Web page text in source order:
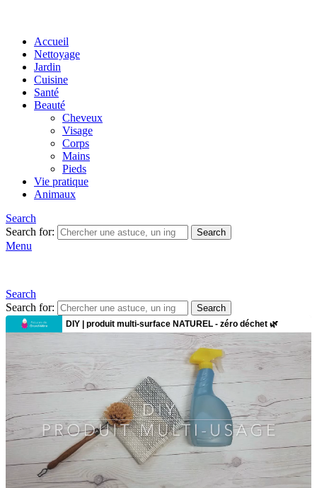
Accueil
Nettoyage
Jardin
Cuisine
Santé
Beauté
Cheveux
Visage
Corps
Mains
Pieds
Vie pratique
Animaux
Search
Search for:
Search
Menu
Search
Search for:
Search